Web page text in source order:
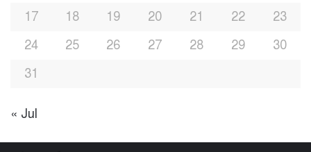
17
18 19 20 21 22
23
24
25 26 27 28 29
30
31
« Jul